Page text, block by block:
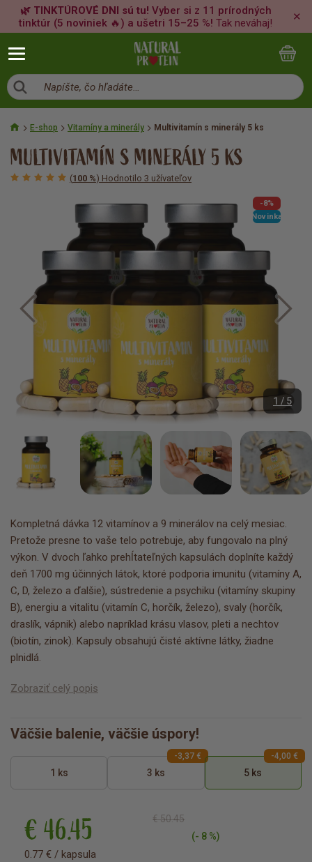
🌿 TINKTÚROVÉ DNI sú tu! Vyber si z 11 prírodných
tinktúr (5 noviniek 🔥) a ušetri 15–25 %! Tak neváhaj!
✕
Napíšte, čo hľadáte…
E-shop Vitamíny a minerály Multivitamín s minerály 5 ks
MULTIVITAMÍN S MINERÁLY 5 KS
(100 %) Hodnotilo 3 užívateľov
-8%
Novinka
1 / 5
Kompletná dávka 12 vitamínov a 9 minerálov na celý mesiac.
Pretože presne to vaše telo potrebuje, aby fungovalo na plný
výkon. V dvoch ľahko prehĺtateľných kapsulách doplníte každý
deň 1700 mg účinných látok, ktoré podporia imunitu (vitamíny A,
C, D, železo a ďalšie), sústredenie a psychiku (vitamíny skupiny
B), energiu a vitalitu (vitamín C, horčík, železo), svaly (horčík,
draslík, vápnik) alebo napríklad krásu vlasov, pleti a nechtov
(biotín, zinok). Kapsuly obsahujú čisté aktívne látky, žiadne
plnidlá.
Zobraziť celý popis
Väčšie balenie, väčšie úspory!
1 ks 3 ks
-3,37 €
5 ks
-4,00 €
(- 8 %)
€ 50.45
€ 46.45
0.77 € / kapsula